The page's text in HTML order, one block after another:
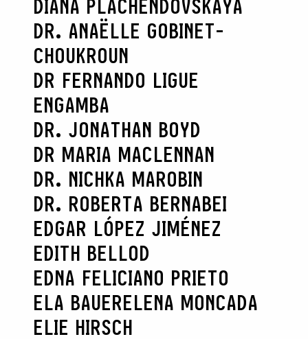
DIANA PLACHENDOVSKAYA
DR. ANAËLLE GOBINET-
CHOUKROUN
DR FERNANDO LIGUE
ENGAMBA
DR. JONATHAN BOYD
DR MARIA MACLENNAN
DR. NICHKA MAROBIN
DR. ROBERTA BERNABEI
EDGAR LÓPEZ JIMÉNEZ
EDITH BELLOD
EDNA FELICIANO PRIETO
ELA BAUERELENA MONCADA
ELIE HIRSCH